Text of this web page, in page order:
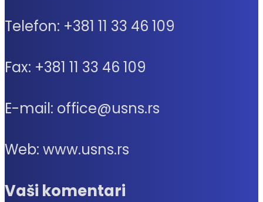
Telefon: +381 11 33 46 109
Fax: +381 11 33 46 109
E-mail: office@usns.rs
Web: www.usns.rs
Vaši komentari